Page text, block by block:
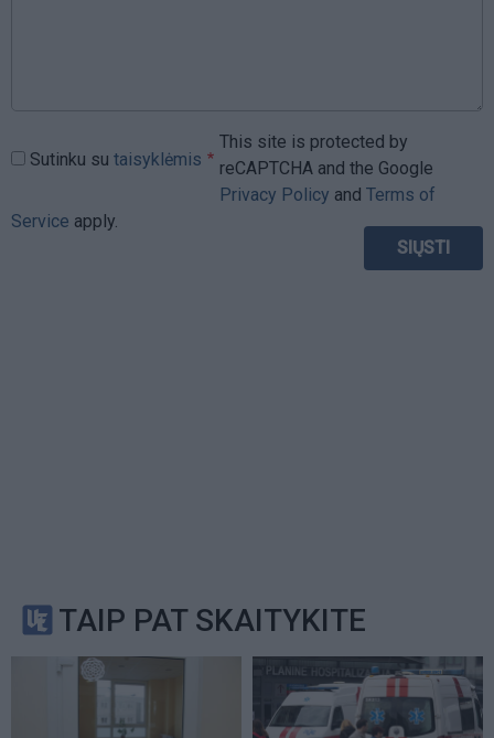
Sutinku su taisyklėmis
This site is protected by
reCAPTCHA and the Google
Privacy Policy and Terms of
Service apply.
TAIP PAT SKAITYKITE